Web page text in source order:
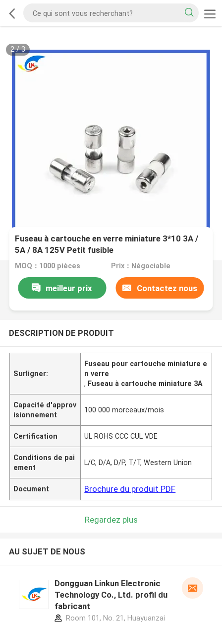
2/3
Fuseau à cartouche en verre miniature 3*10 3A /
5A / 8A 125V Petit fusible
MOQ：1000 pièces Prix：Négociable
meilleur prix Contactez nous
DESCRIPTION DE PRODUIT
Surligner:
Fuseau pour cartouche miniature e
n verre
, Fuseau à cartouche miniature 3A
Capacité d'approv
isionnement
100 000 morceaux/mois
Certification UL ROHS CCC CUL VDE
Conditions de pai
ement
L/C, D/A, D/P, T/T, Western Union
Document Brochure du produit PDF
Regardez plus
AU SUJET DE NOUS
Dongguan Linkun Electronic
Technology Co., Ltd. profil du
fabricant
Room 101, No. 21, Huayuanzai